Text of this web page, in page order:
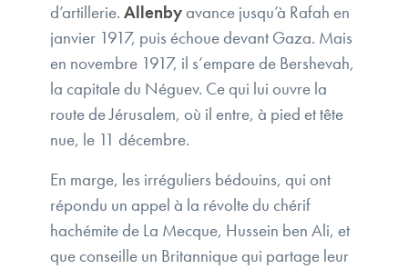
d’artillerie. Allenbyavance jusqu’à Rafah en
janvier 1917, puis échoue devant Gaza. Mais
en novembre 1917, il s’empare de Bershevah,
la capitale du Néguev. Ce qui lui ouvre la
route de Jérusalem, où il entre, à pied et tête
nue, le 11 décembre.
En marge, les irréguliers bédouins, qui ont
répondu un appel à la révolte du chérif
hachémite de La Mecque, Hussein ben Ali, et
que conseille un Britannique qui partage leur